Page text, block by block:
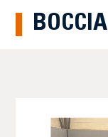
BOCCIA